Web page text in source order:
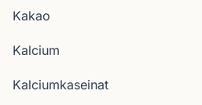
Kakao
Kalcium
Kalciumkaseinat